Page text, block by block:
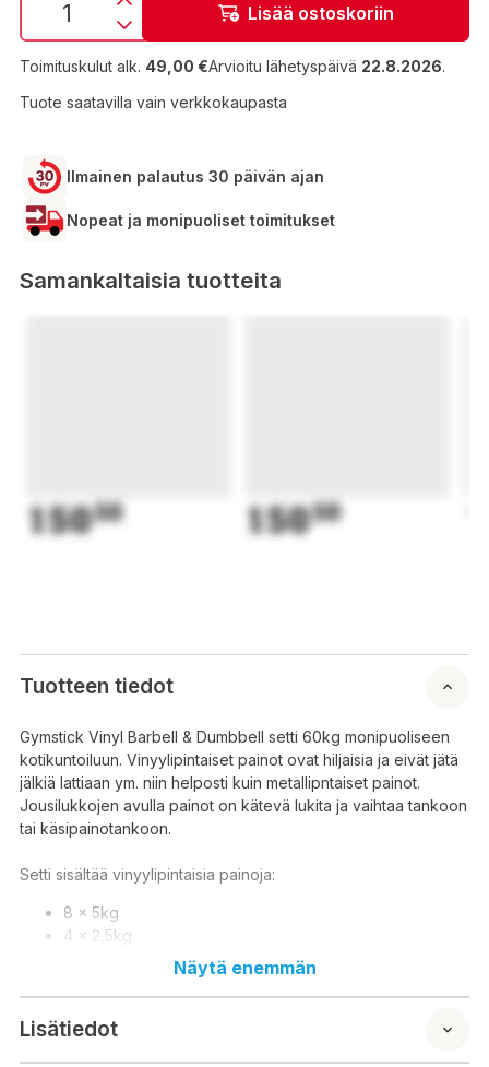
Lisää ostoskoriin
Toimituskulut alk. 49,00 €Arvioitu lähetyspäivä 22.8.2026.
Tuote saatavilla vain verkkokaupasta
Ilmainen palautus 30 päivän ajan
Nopeat ja monipuoliset toimitukset
Samankaltaisia tuotteita
15050 15050
Tuotteen tiedot
Gymstick Vinyl Barbell & Dumbbell setti 60kg monipuoliseen
kotikuntoiluun. Vinyylipintaiset painot ovat hiljaisia ja eivät jätä
jälkiä lattiaan ym. niin helposti kuin metallipntaiset painot.
Jousilukkojen avulla painot on kätevä lukita ja vaihtaa tankoon
tai käsipainotankoon.
Setti sisältää vinyylipintaisia painoja:
8 x 5kg
4 x 2,5kg
1 x 180cm / 2,6kg tangon (Max. 70kg )
2 x 48cm / 0,65kg tankoa
6 x jousilukkoja
Näytä enemmän
Lisätiedot